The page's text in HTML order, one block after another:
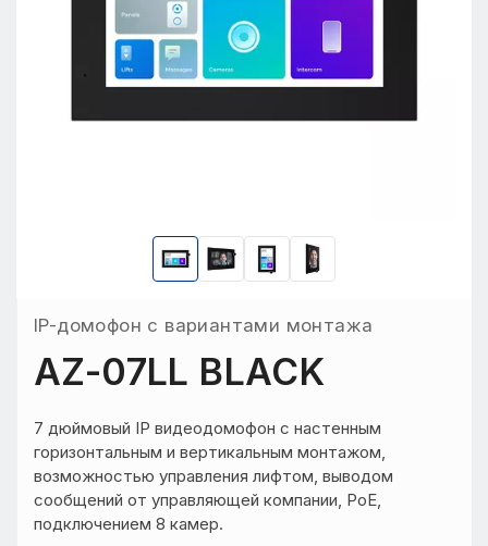
IP-домофон с вариантами монтажа
AZ-07LL BLACK
7 дюймовый IP видеодомофон с настенным
горизонтальным и вертикальным монтажом,
возможностью управления лифтом, выводом
сообщений от управляющей компании, PoE,
подключением 8 камер.